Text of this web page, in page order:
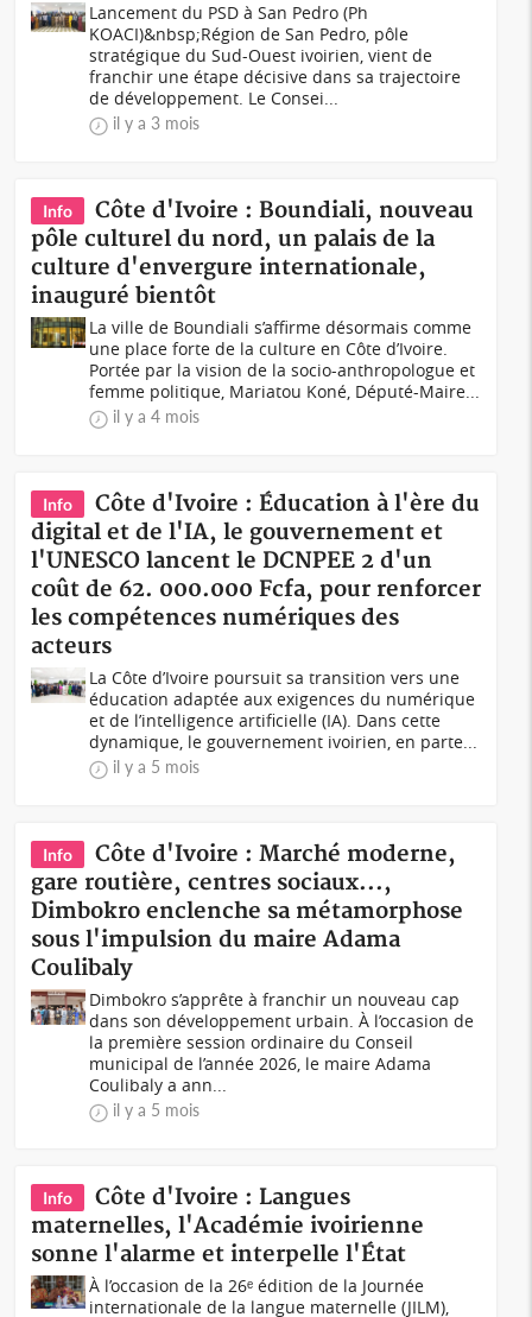
Lancement du PSD à San Pedro (Ph
KOACI)&nbsp;Région de San Pedro, pôle
stratégique du Sud-Ouest ivoirien, vient de
franchir une étape décisive dans sa trajectoire
de développement. Le Consei...
il y a 3 mois
Info
Côte d'Ivoire : Boundiali, nouveau
pôle culturel du nord, un palais de la
culture d'envergure internationale,
inauguré bientôt
La ville de Boundiali s’affirme désormais comme
une place forte de la culture en Côte d’Ivoire.
Portée par la vision de la socio-anthropologue et
femme politique, Mariatou Koné, Député-Maire...
il y a 4 mois
Info
Côte d'Ivoire : Éducation à l'ère du
digital et de l'IA, le gouvernement et
l'UNESCO lancent le DCNPEE 2 d'un
coût de 62. 000.000 Fcfa, pour renforcer
les compétences numériques des
acteurs
La Côte d’Ivoire poursuit sa transition vers une
éducation adaptée aux exigences du numérique
et de l’intelligence artificielle (IA). Dans cette
dynamique, le gouvernement ivoirien, en parte...
il y a 5 mois
Info
Côte d'Ivoire : Marché moderne,
gare routière, centres sociaux...,
Dimbokro enclenche sa métamorphose
sous l'impulsion du maire Adama
Coulibaly
Dimbokro s’apprête à franchir un nouveau cap
dans son développement urbain. À l’occasion de
la première session ordinaire du Conseil
municipal de l’année 2026, le maire Adama
Coulibaly a ann...
il y a 5 mois
Info
Côte d'Ivoire : Langues
maternelles, l'Académie ivoirienne
sonne l'alarme et interpelle l'État
À l’occasion de la 26ᵉ édition de la Journée
internationale de la langue maternelle (JILM),